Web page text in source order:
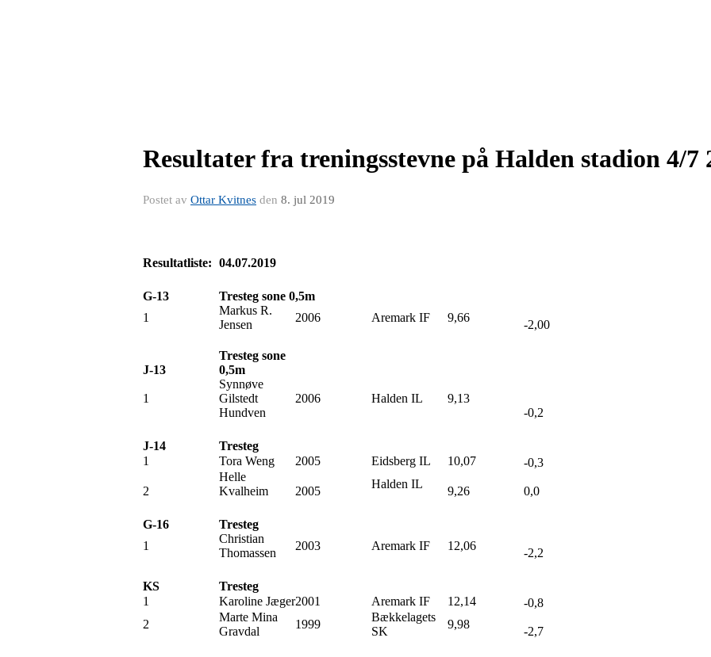
Resultater fra treningsstevne på Halden stadion 4/7
Postet av Ottar Kvitnes den 8. jul 2019
Resultatliste: 04.07.2019
G-13
Tresteg sone 0,5m
1
Markus R.
Jensen
2006 Aremark IF 9,66
-2,00
J-13
Tresteg sone
0,5m
1
Synnøve
Gilstedt
Hundven
2006 Halden IL
9,13
-0,2
J-14
Tresteg
1
Tora Weng 2005 Eidsberg IL 10,07 -0,3
2
Helle
Kvalheim
2005
Halden IL
9,26 0,0
G-16
Tresteg
1
Christian
Thomassen
2003 Aremark IF 12,06
-2,2
KS
Tresteg
1
Karoline Jæger2001 Aremark IF 12,14
-0,8
2
Marte Mina
Gravdal
1999
Bækkelagets
SK
9,98
-2,7